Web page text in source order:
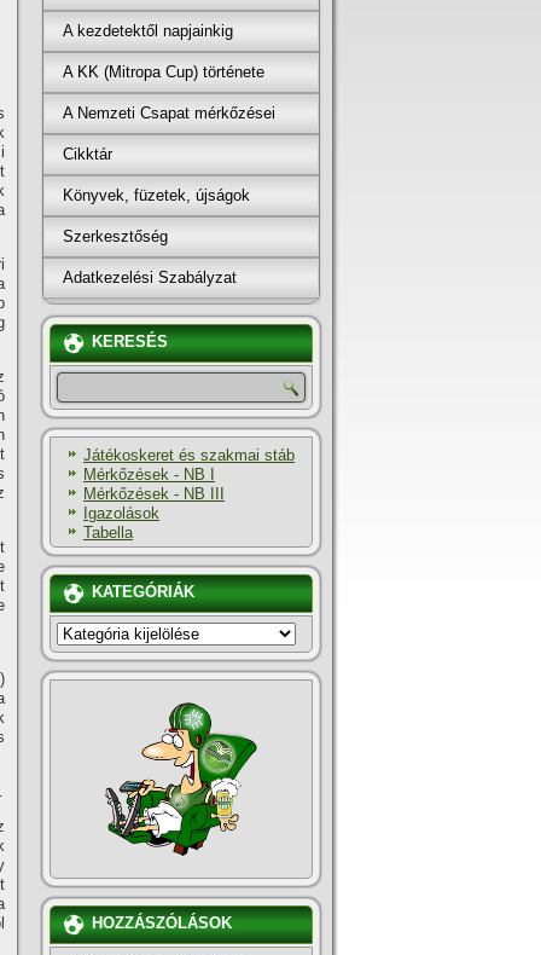
A kezdetektől napjainkig
A KK (Mitropa Cup) története
A Nemzeti Csapat mérkőzései
Cikktár
Könyvek, füzetek, újságok
Szerkesztőség
Adatkezelési Szabályzat
KERESÉS
Játékoskeret és szakmai stáb
Mérkőzések - NB I
Mérkőzések - NB III
Igazolások
Tabella
KATEGÓRIÁK
KATEGÓRIÁK
HOZZÁSZÓLÁSOK